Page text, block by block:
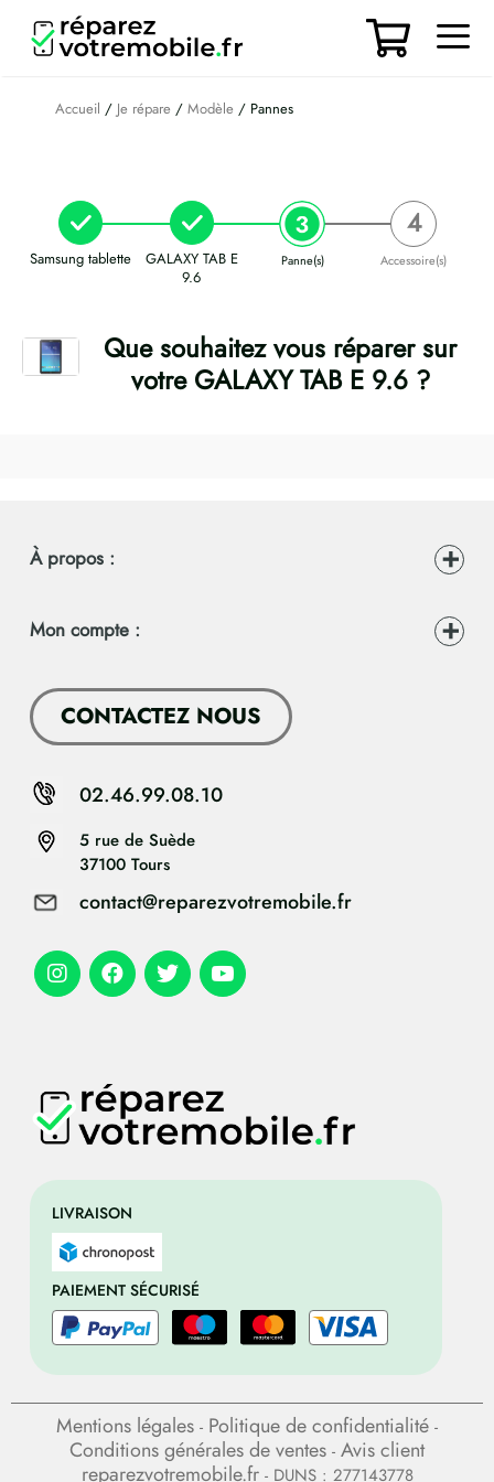
contenu
Accueil / Je répare / Modèle / Pannes
Samsung tablette
GALAXY TAB E
9.6
Panne(s) Accessoire(s)
Que souhaitez vous réparer sur
votre GALAXY TAB E 9.6 ?
LIVRAISON
PAIEMENT SÉCURISÉ
À propos :
Mon compte :
CONTACTEZ NOUS
5 rue de Suède
37100 Tours
contact@reparezvotremobile.fr
02.46.99.08.10
Mentions légales - Politique de confidentialité -
Conditions générales de ventes - Avis client
reparezvotremobile.fr- DUNS : 277143778